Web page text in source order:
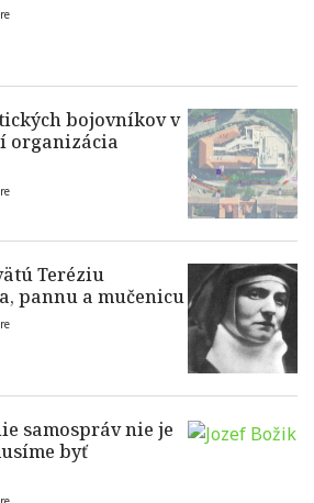
bojovníkov v
organizácia
Teréziu
pannu a mučenicu
samospráv nie je
byť